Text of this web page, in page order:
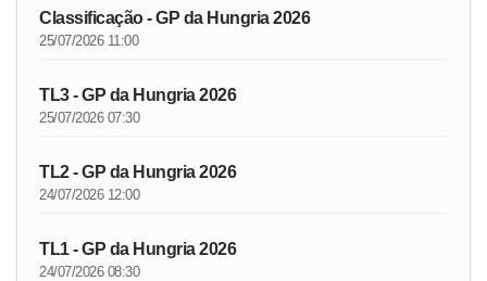
Classificação - GP da Hungria 2026
25/07/2026 11:00
TL3 - GP da Hungria 2026
25/07/2026 07:30
TL2 - GP da Hungria 2026
24/07/2026 12:00
TL1 - GP da Hungria 2026
24/07/2026 08:30